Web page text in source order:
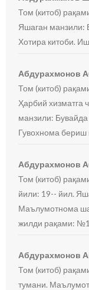
Том (китоб)
Яшаган манзили:
Хотира китоби.
Абдурахмонов
Том (китоб)
Ҳарбий хизматга
манзили:
Гувохнома
Абдурахмонов
Том (китоб)
йили: 19-- йил.
Маълумотнома
жилди рақами:
Абдурахмонов
Том (китоб)
тумани.